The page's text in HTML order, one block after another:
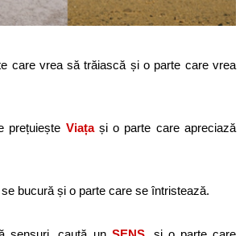
care vrea să trăiască și o parte care vrea
prețuiește Viațași o parte care apreciază
bucură și o parte care se întristează.